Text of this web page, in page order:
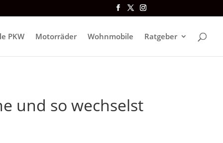
PKW Motorräder Wohnmobile Ratgeber
und so wechselst